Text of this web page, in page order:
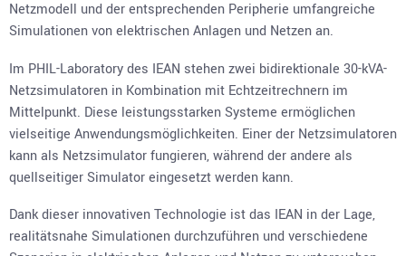
Netzmodell und der entsprechenden Peripherie umfangreiche
Simulationen von elektrischen Anlagen und Netzen an.
Im PHIL-Laboratory des IEAN stehen zwei bidirektionale 30-kVA-
Netzsimulatoren in Kombination mit Echtzeitrechnern im
Mittelpunkt. Diese leistungsstarken Systeme ermöglichen
vielseitige Anwendungsmöglichkeiten. Einer der Netzsimulatoren
kann als Netzsimulator fungieren, während der andere als
quellseitiger Simulator eingesetzt werden kann.
Dank dieser innovativen Technologie ist das IEAN in der Lage,
realitätsnahe Simulationen durchzuführen und verschiedene